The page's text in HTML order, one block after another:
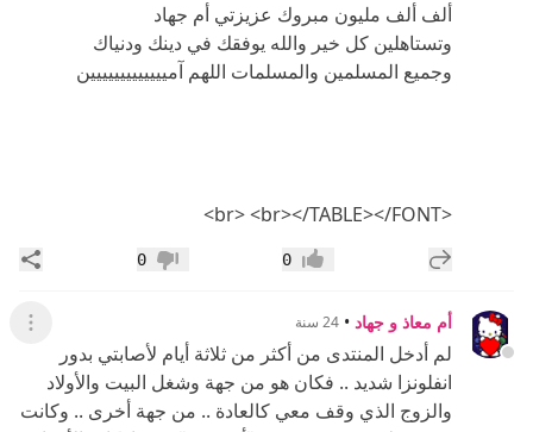
ألف ألف مليون مبروك عزيزتي أم جهاد
وتستاهلين كل خير والله يوفقك في دينك ودنياك
وجميع المسلمين والمسلمات اللهم آمييييييييييييين
<br> <br></TABLE></FONT>
إضافة رد جديد إعجاب0 عدم إعجاب
0
أم معاذ و جهاد • 24 سنة عرض
لم أدخل المنتدى من أكثر من ثلاثة أيام لأصابتي بدور
انفلونزا شديد .. فكان هو من جهة وشغل البيت والأولاد
والزوج الذي وقف معي كالعادة .. من جهة أخرى .. وكانت